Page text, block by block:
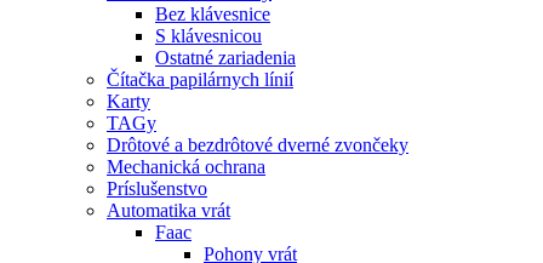
Bez klávesnice
S klávesnicou
Ostatné zariadenia
Čítačka papilárnych línií
Karty
TAGy
Drôtové a bezdrôtové dverné zvončeky
Mechanická ochrana
Príslušenstvo
Automatika vrát
Faac
Pohony vrát